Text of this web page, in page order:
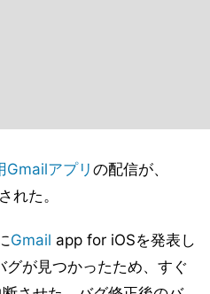
Gmailアプリ の配信が、
れた。
Gmail app for iOSを発表し
が見つかったため、すぐ